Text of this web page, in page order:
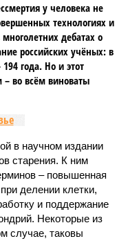
у человека не
технологиях и
дебатах о
российских учёных: в
года. Но и этот
– во всём виноваты
в научном издании
старения. К ним
– повышенная
делении клетки,
и поддержание
Некоторые из
случае, таковы